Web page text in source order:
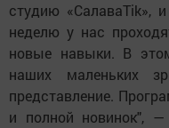
студию «СалаваTik»,
неделю у нас
новые навыки. В
наших маленьких
представление.
и полной новинок", —